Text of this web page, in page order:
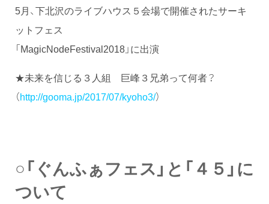
5月、下北沢のライブハウス５会場で開催されたサーキ
ットフェス
「MagicNodeFestival2018」に出演
★未来を信じる３人組 巨峰３兄弟って何者？
（http://gooma.jp/2017/07/kyoho3/）
○「ぐんふぁフェス」と「４５」に
ついて